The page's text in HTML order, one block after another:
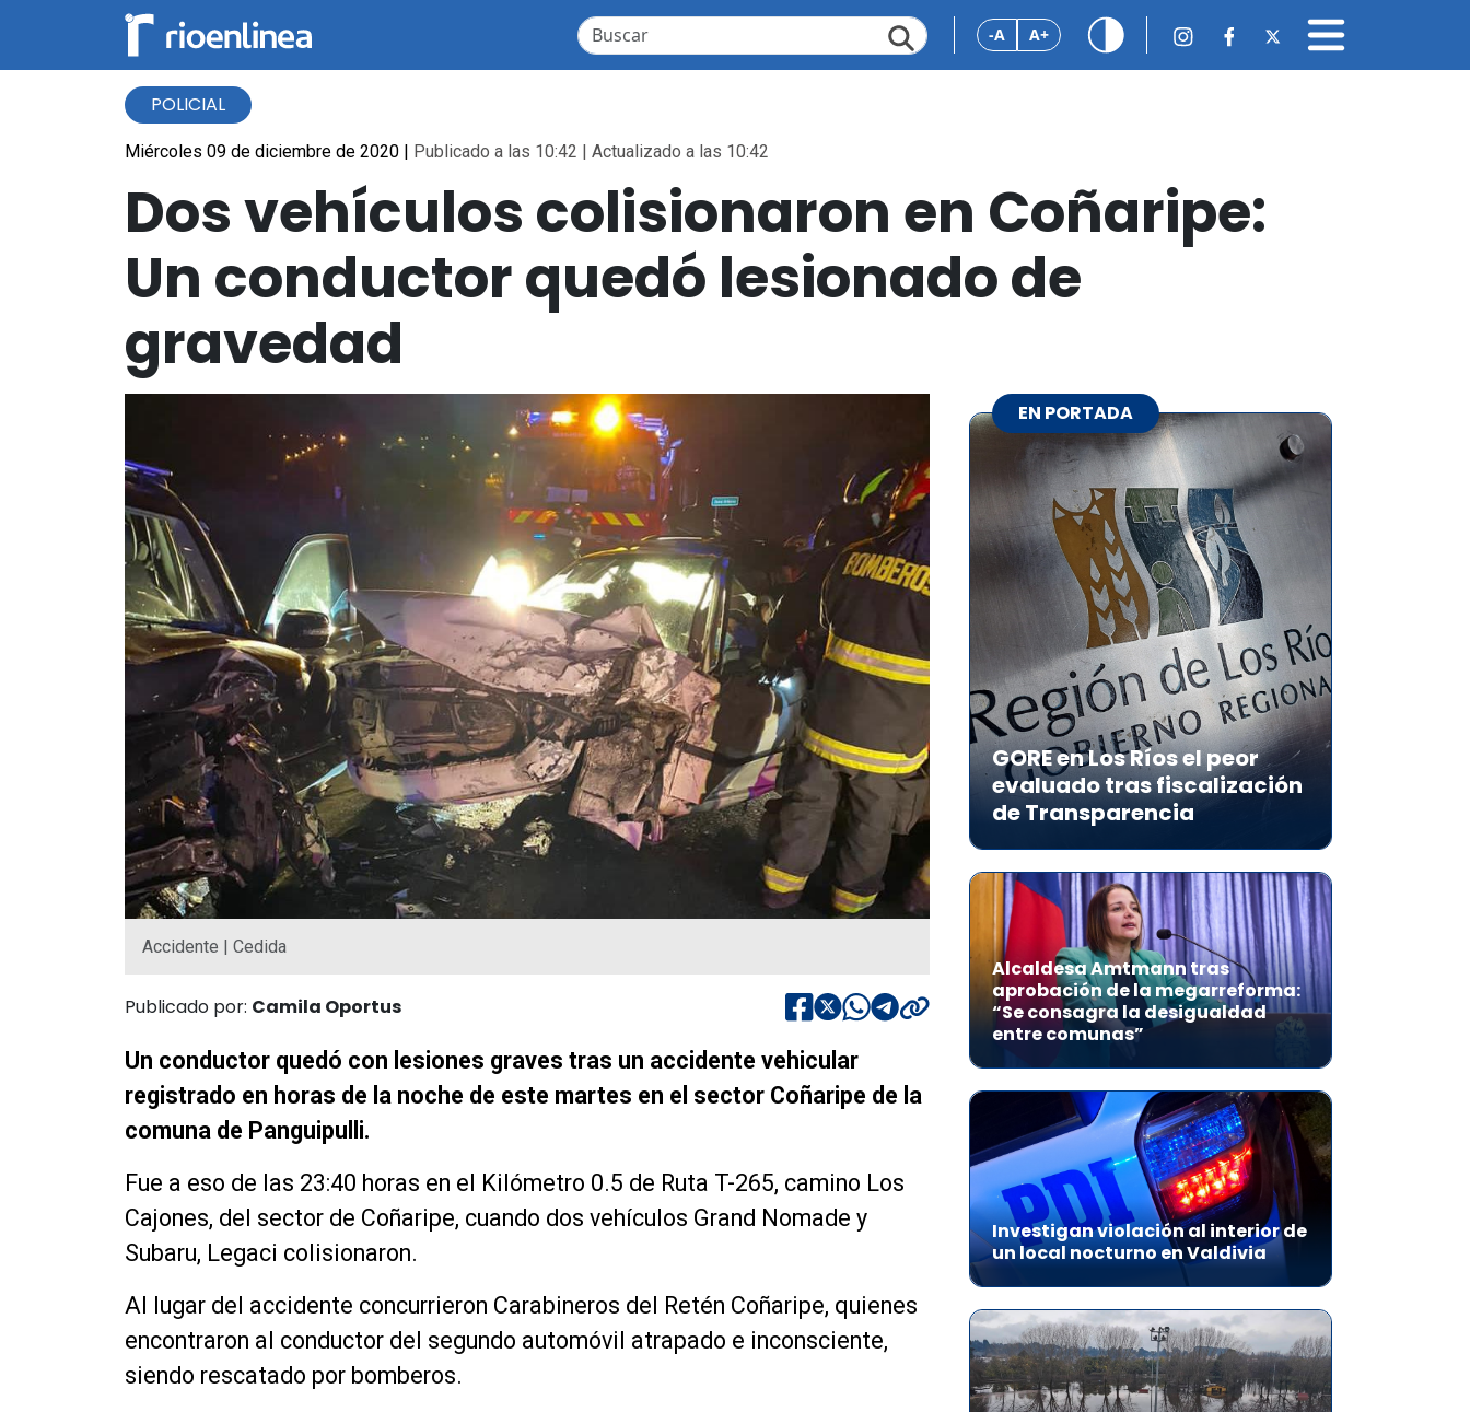
-A A+
POLICIAL
Miércoles 09 de diciembre de 2020 | Publicado a las 10:42 | Actualizado a las 10:42
Dos vehículos colisionaron en Coñaripe:
Un conductor quedó lesionado de
gravedad
Accidente | Cedida
Publicado por: Camila Oportus
Un conductor quedó con lesiones graves tras un accidente vehicular
registrado en horas de la noche de este martes en el sector Coñaripe de la
comuna de Panguipulli.
Fue a eso de las 23:40 horas en el Kilómetro 0.5 de Ruta T-265, camino Los
Cajones, del sector de Coñaripe, cuando dos vehículos Grand Nomade y
Subaru, Legaci colisionaron.
Al lugar del accidente concurrieron Carabineros del Retén Coñaripe, quienes
encontraron al conductor del segundo automóvil atrapado e inconsciente,
siendo rescatado por bomberos.
EN PORTADA
GORE en Los Ríos el peor
evaluado tras fiscalización
de Transparencia
Alcaldesa Amtmann tras
aprobación de la megarreforma:
“Se consagra la desigualdad
entre comunas”
Investigan violación al interior de
un local nocturno en Valdivia